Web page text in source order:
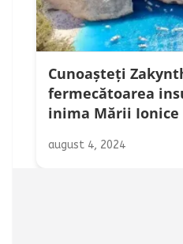
Cunoașteți
fermecătoarea
inima Mării Ionice
august 4, 2024